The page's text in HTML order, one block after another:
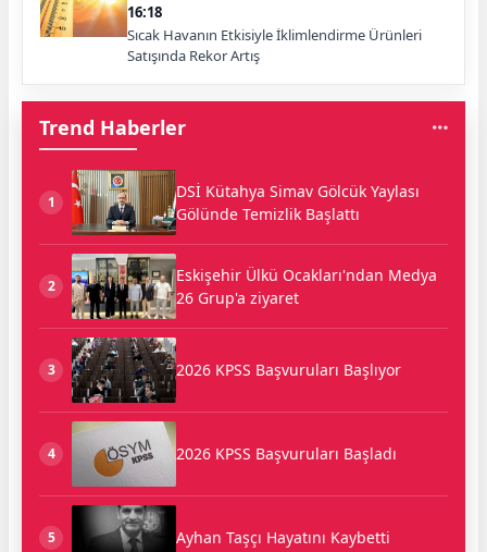
16:18
Sıcak Havanın Etkisiyle İklimlendirme Ürünleri
Satışında Rekor Artış
Trend Haberler
1
DSİ Kütahya Simav Gölcük Yaylası
Gölünde Temizlik Başlattı
2
Eskişehir Ülkü Ocakları'ndan Medya
26 Grup'a ziyaret
3 2026 KPSS Başvuruları Başlıyor
4 2026 KPSS Başvuruları Başladı
5 Ayhan Taşçı Hayatını Kaybetti